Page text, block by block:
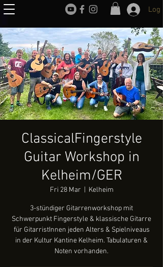
Log
ClassicalFingerstyle
Guitar Workshop in
Kelheim/GER
Fri 28 Mar Kelheim
3-stündiger Gitarrenworkshop mit
Schwerpunkt Fingerstyle & klassische Gitarre
für GitarristInnen jeden Alters & Spielniveaus
in der Kultur Kantine Kelheim. Tabulaturen &
Noten vorhanden.